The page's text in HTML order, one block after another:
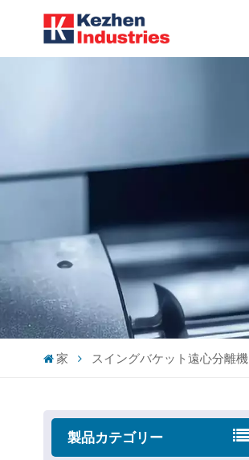
家 スイングバケット遠心分離機
製品カテゴリー